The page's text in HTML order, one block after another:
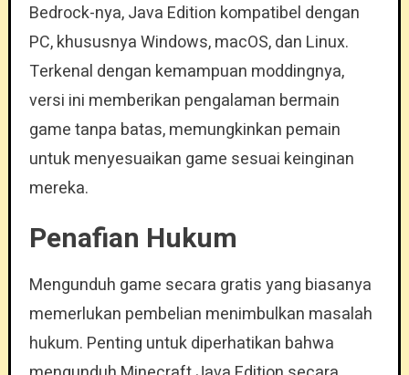
Bedrock-nya, Java Edition kompatibel dengan
PC, khususnya Windows, macOS, dan Linux.
Terkenal dengan kemampuan moddingnya,
versi ini memberikan pengalaman bermain
game tanpa batas, memungkinkan pemain
untuk menyesuaikan game sesuai keinginan
mereka.
Penafian Hukum
Mengunduh game secara gratis yang biasanya
memerlukan pembelian menimbulkan masalah
hukum. Penting untuk diperhatikan bahwa